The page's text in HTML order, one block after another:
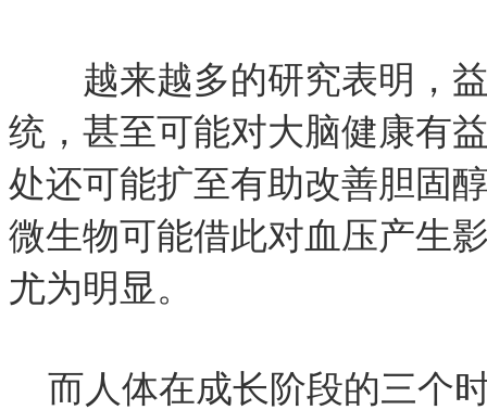
越来越多的研究表明，益
统，甚至可能对大脑健康有
处还可能扩至有助改善胆固
微生物可能借此对血压产生
尤为明显。
而人体在成长阶段的三个